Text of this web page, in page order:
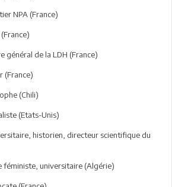
NPA (France)
général de la LDH (France)
(France)
(Chili)
(Etats-Unis)
historien, directeur scientifique du
féministe, universitaire (Algérie)